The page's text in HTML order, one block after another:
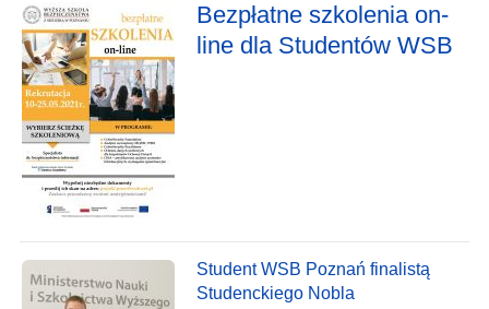
Bezpłatne szkolenia on-
line dla Studentów WSB
Student WSB Poznań finalistą
Studenckiego Nobla